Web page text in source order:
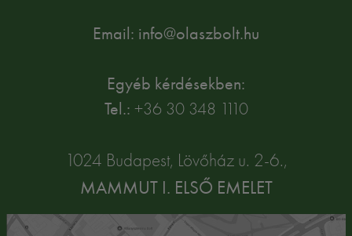
Email: info@olaszbolt.hu
Egyéb kérdésekben:
Tel.: +36 30 348 1110
1024 Budapest, Lövőház u. 2-6.,
MAMMUT I. ELSŐ EMELET